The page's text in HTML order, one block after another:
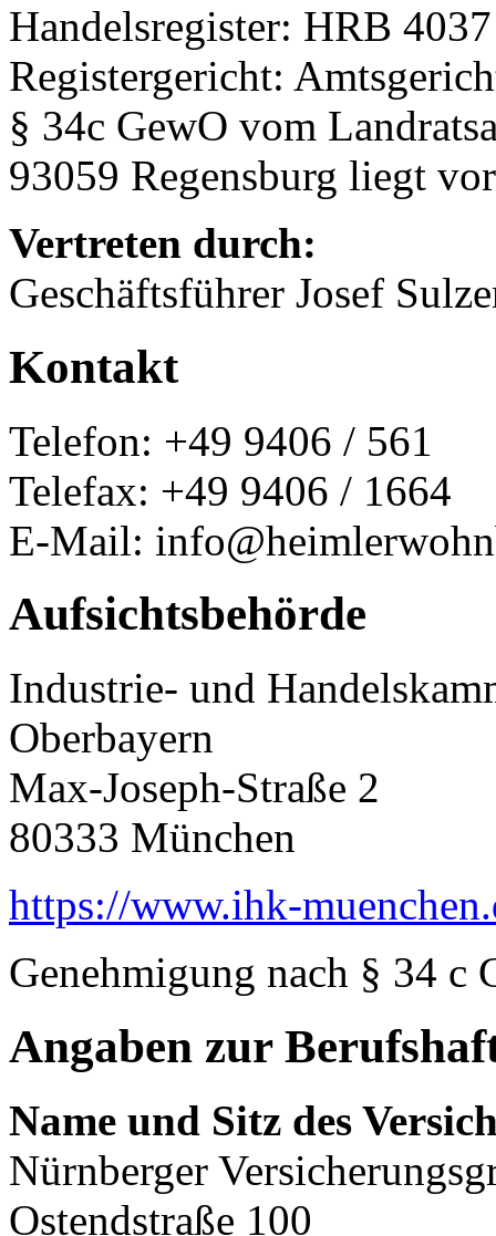
Handelsregister: HRB 4037
Registergericht:
§ 34c GewO vom
93059 Regensburg liegt
Vertreten durch:
Geschäftsführer Josef
Kontakt
Telefon: +49 9406 / 561
Telefax: +49 9406 / 1664
E-Mail:
Aufsichtsbehörde
Industrie- und
Oberbayern
Max-Joseph-Straße 2
80333 München
https://www.ihk-
Genehmigung nach § 34 c
Angaben zur
Name und Sitz des
Nürnberger
Ostendstraße 100